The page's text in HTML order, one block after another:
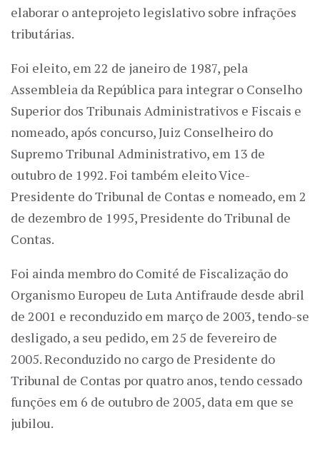
elaborar o anteprojeto legislativo sobre infrações
tributárias.
Foi eleito, em 22 de janeiro de 1987, pela
Assembleia da República para integrar o Conselho
Superior dos Tribunais Administrativos e Fiscais e
nomeado, após concurso, Juiz Conselheiro do
Supremo Tribunal Administrativo, em 13 de
outubro de 1992. Foi também eleito Vice-
Presidente do Tribunal de Contas e nomeado, em 2
de dezembro de 1995, Presidente do Tribunal de
Contas.
Foi ainda membro do Comité de Fiscalização do
Organismo Europeu de Luta Antifraude desde abril
de 2001 e reconduzido em março de 2003, tendo-se
desligado, a seu pedido, em 25 de fevereiro de
2005. Reconduzido no cargo de Presidente do
Tribunal de Contas por quatro anos, tendo cessado
funções em 6 de outubro de 2005, data em que se
jubilou.